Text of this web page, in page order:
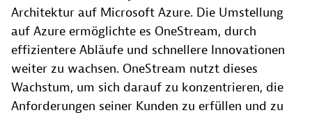
Architektur auf Microsoft Azure. Die Umstellung
auf Azure ermöglichte es OneStream, durch
effizientere Abläufe und schnellere Innovationen
weiter zu wachsen. OneStream nutzt dieses
Wachstum, um sich darauf zu konzentrieren, die
Anforderungen seiner Kunden zu erfüllen und zu